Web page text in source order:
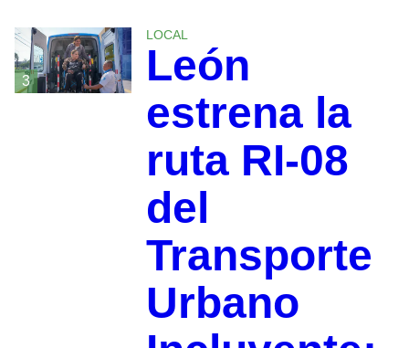
3
LOCAL
León
estrena la
ruta RI-08
del
Transporte
Urbano